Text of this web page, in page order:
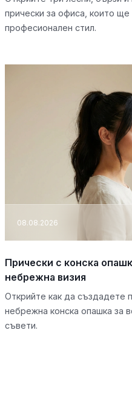
прически за офиса, които
професионален стил.
08.08.2026
Прически с конска
небрежна визия
Открийте как да създадете
небрежна конска опашка за
съвети.